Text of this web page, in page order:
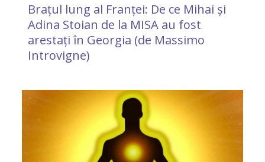
Brațul lung al Franței: De ce Mihai și
Adina Stoian de la MISA au fost
arestați în Georgia (de Massimo
Introvigne)